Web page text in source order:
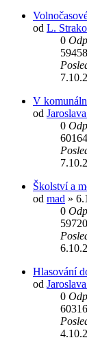
od L.
0
59458
V
od
0
60164
Školství a
od mad »
0
59720
Hlasování
od
0
60316